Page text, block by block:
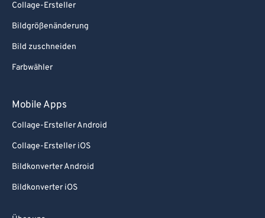
Collage-Ersteller
Bildgrößenänderung
Bild zuschneiden
Farbwähler
Mobile Apps
Collage-Ersteller Android
Collage-Ersteller iOS
Bildkonverter Android
Bildkonverter iOS